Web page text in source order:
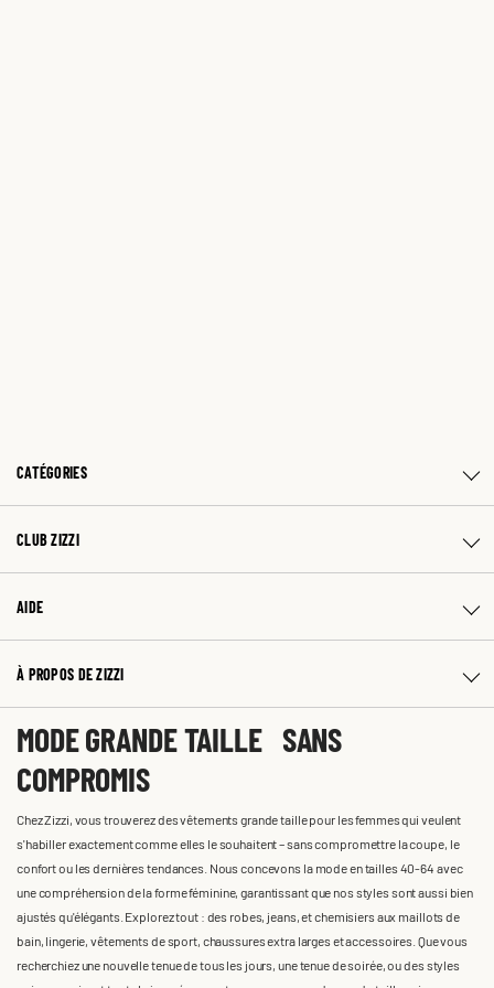
CATÉGORIES
CLUB ZIZZI
AIDE
À PROPOS DE ZIZZI
MODE GRANDE TAILLE SANS
COMPROMIS
Chez Zizzi, vous trouverez des vêtements grande taille pour les femmes qui veulent
s'habiller exactement comme elles le souhaitent – sans compromettre la coupe, le
confort ou les dernières tendances. Nous concevons la mode en tailles 40-64 avec
une compréhension de la forme féminine, garantissant que nos styles sont aussi bien
ajustés qu'élégants. Explorez tout : des robes, jeans, et chemisiers aux maillots de
bain, lingerie, vêtements de sport, chaussures extra larges et accessoires. Que vous
recherchiez une nouvelle tenue de tous les jours, une tenue de soirée, ou des styles